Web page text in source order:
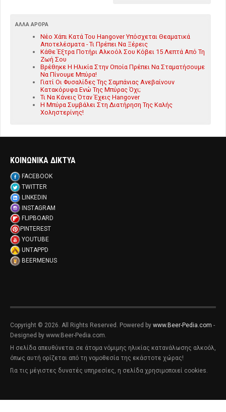
ΆΛΛΑ ΆΡΘΡΑ
Νέο Χάπι Κατά Του Hangover Υπόσχεται Θεαματικά
Αποτελέσματα - Τι Πρέπει Να Ξέρεις
Κάθε Έξτρα Ποτήρι Αλκοόλ Σου Κόβει 15 Λεπτά Από Τη
Ζωή Σου
Βρέθηκε Η Ηλικία Στην Οποία Πρέπει Να Σταματήσουμε
Να Πίνουμε Μπύρα!
Γιατί Οι Φυσαλίδες Της Σαμπάνιας Ανεβαίνουν
Κατακόρυφα Ενώ Της Μπύρας Όχι;
Τι Να Κάνεις Όταν Έχεις Hangover
Η Μπύρα Συμβάλει Στη Διατήρηση Της Καλής
Χοληστερίνης!
ΚΟΙΝΩΝΙΚΑ ΔΙΚΤΥΑ
FACEBOOK
TWITTER
LINKEDIN
INSTAGRAM
FLIPBOARD
PINTEREST
YOUTUBE
UNTAPPD
BEERMENUS
Copyright © 2026. All Rights Reserved. Powered by www.Beer-Pedia.com -
Designed by www.Beer-Pedia.com.
Η σελίδα απευθύνεται σε άτομα νόμιμης ηλικίας κατανάλωσης αλκοόλ,
όπως αυτή ορίζεται από τη νομοθεσία της εκάστοτε χώρας!
Για τις μέγιστες δυνατές υπηρεσίες, η σελίδα χρησιμοποιεί cookies.